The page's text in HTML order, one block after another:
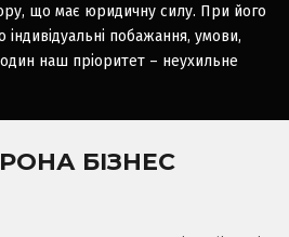
що має юридичну силу. При його
побажання, умови,
наш пріоритет – неухильне
БІЗНЕС